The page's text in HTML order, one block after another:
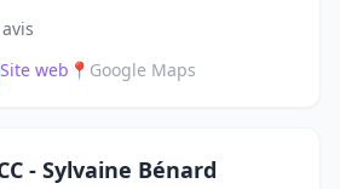
Site web 📍 Google Maps
- Sylvaine Bénard